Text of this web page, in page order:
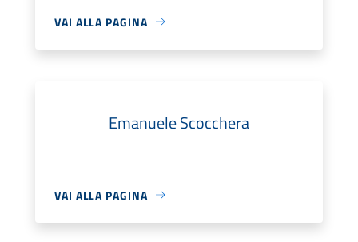
VAI ALLA PAGINA
Emanuele Scocchera
VAI ALLA PAGINA